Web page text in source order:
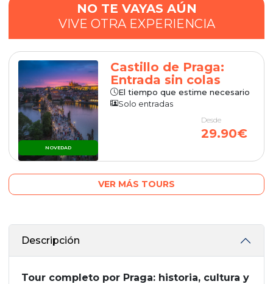
NO TE VAYAS AÚN
VIVE OTRA EXPERIENCIA
NOVEDAD
Castillo de Praga:
Entrada sin colas
El tiempo que estime necesario
Solo entradas
Desde
29.90€
VER MÁS TOURS
Descripción
Tour completo por Praga: historia, cultura y